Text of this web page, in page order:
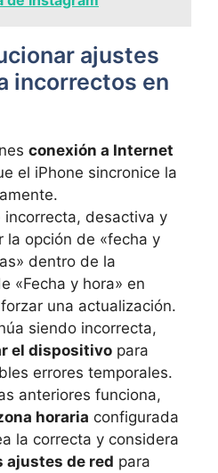
ajustes
incorrectos en
conexión a Internet
el iPhone sincronice la
incorrecta, desactiva y
la opción de «fecha y
dentro de la
«Fecha y hora» en
una actualización.
siendo incorrecta,
el dispositivo para
errores temporales.
anteriores funciona,
horaria configurada
la correcta y considera⁣
ajustes ‍de red para